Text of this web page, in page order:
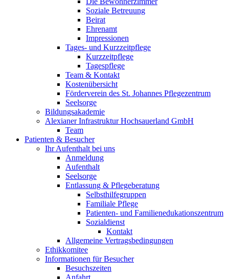
Soziale Betreuung
Beirat
Ehrenamt
Impressionen
Tages- und Kurzzeitpflege
Kurzzeitpflege
Tagespflege
Team & Kontakt
Kostenübersicht
Förderverein des St. Johannes Pflegezentrum
Seelsorge
Bildungsakademie
Alexianer Infrastruktur Hochsauerland GmbH
Team
Patienten & Besucher
Ihr Aufenthalt bei uns
Anmeldung
Aufenthalt
Seelsorge
Entlassung & Pflegeberatung
Selbsthilfegruppen
Familiale Pflege
Patienten- und Familienedukationszentrum
Sozialdienst
Kontakt
Allgemeine Vertragsbedingungen
Ethikkomitee
Informationen für Besucher
Besuchszeiten
Anfahrt